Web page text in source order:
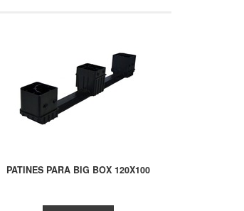
PATINES PARA BIG BOX 120X100